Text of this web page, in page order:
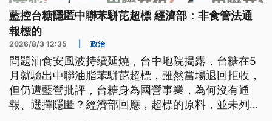
藍控台糖隱匿中聯苯駢芘超標 經濟部：非食管法通
報標的
2026/8/3 12:35 政治
問題油食安風波持續延燒，台中地院揭露，台糖在5
月就驗出中聯油脂苯駢芘超標，雖然當場退回拒收，
但仍遭藍營批評，台糖身為國營事業，為何沒有通
報、選擇隱匿？經濟部回應，超標的原料，並未列在